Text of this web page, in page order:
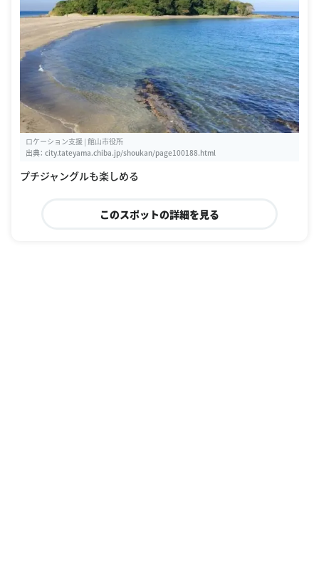
ロケーション支援 | 館山市役所
出典： city.tateyama.chiba.jp/shoukan/page100188.html
プチジャングルも楽しめる
このスポットの詳細を見る